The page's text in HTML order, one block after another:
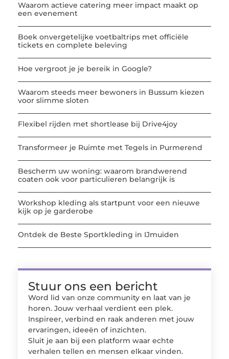
Waarom actieve catering meer impact maakt op
een evenement
Boek onvergetelijke voetbaltrips met officiële
tickets en complete beleving
Hoe vergroot je je bereik in Google?
Waarom steeds meer bewoners in Bussum kiezen
voor slimme sloten
Flexibel rijden met shortlease bij Drive4joy
Transformeer je Ruimte met Tegels in Purmerend
Bescherm uw woning: waarom brandwerend
coaten ook voor particulieren belangrijk is
Workshop kleding als startpunt voor een nieuwe
kijk op je garderobe
Ontdek de Beste Sportkleding in IJmuiden
Stuur ons een bericht
Word lid van onze community en laat van je
horen. Jouw verhaal verdient een plek.
Inspireer, verbind en raak anderen met jouw
ervaringen, ideeën of inzichten.
Sluit je aan bij een platform waar echte
verhalen tellen en mensen elkaar vinden.